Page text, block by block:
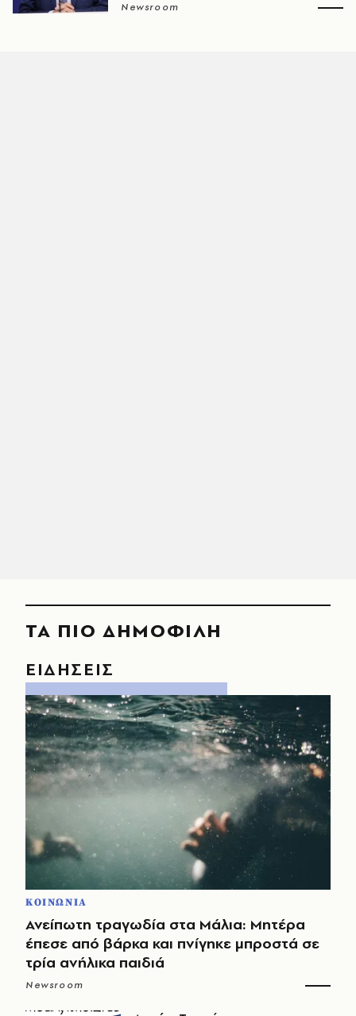
Newsroom
ΤΑ ΠΙΟ ΔΗΜΟΦΙΛΗ
ΕΙΔΗΣΕΙΣ
ΚΟΙΝΩΝΙΑ
Ανείπωτη τραγωδία στα Μάλια: Μητέρα
έπεσε από βάρκα και πνίγηκε μπροστά σε
τρία ανήλικα παιδιά
Newsroom